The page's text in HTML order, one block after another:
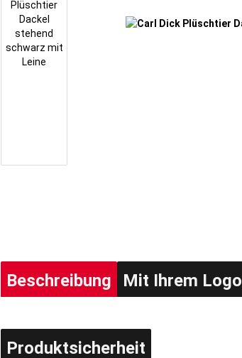
Beschreibung Mit Ihrem Logo
Produktsicherheit